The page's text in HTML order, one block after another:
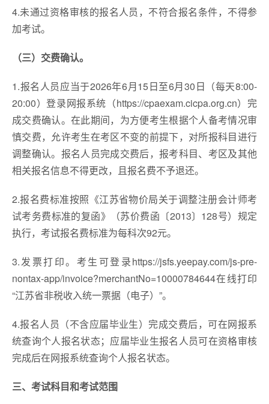
4.未通过资格审核的报名人员，不符合报名条件，不得参
加考试。
（三）交费确认。
1.报名人员应当于2026年6月15日至6月30日（每天8:00-
20:00）登录网报系统（https://cpaexam.cicpa.org.cn）完
成交费确认。在此期间，为方便考生根据个人备考情况审
慎交费，允许考生在考区不变的前提下，对所报科目进行
调整确认。报名人员完成交费后，报考科目、考区及其他
相关报名信息不得更改，且报名费不予退还。
2.报名费标准按照《江苏省物价局关于调整注册会计师考
试考务费标准的复函》（苏价费函〔2013〕128号）规定
执行，考试报名费标准为每科次92元。
3.发票打印。考生可登录https://jsfs.yeepay.com/js-pre-
nontax-app/invoice?merchantNo=10000784644在线打印
“江苏省非税收入统一票据（电子）”。
4.报名人员（不含应届毕业生）完成交费后，可在网报系
统查询个人报名状态；应届毕业生报名人员可在资格审核
完成后在网报系统查询个人报名状态。
三、考试科目和考试范围